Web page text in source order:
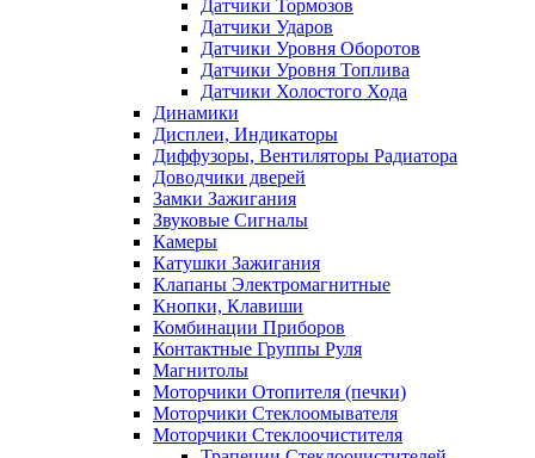
Датчики Тормозов
Датчики Ударов
Датчики Уровня Оборотов
Датчики Уровня Топлива
Датчики Холостого Хода
Динамики
Дисплеи, Индикаторы
Диффузоры, Вентиляторы Радиатора
Доводчики дверей
Замки Зажигания
Звуковые Сигналы
Камеры
Катушки Зажигания
Клапаны Электромагнитные
Кнопки, Клавиши
Комбинации Приборов
Контактные Группы Руля
Магнитолы
Моторчики Отопителя (печки)
Моторчики Стеклоомывателя
Моторчики Стеклоочистителя